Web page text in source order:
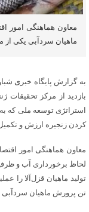
معاون هماهنگی امور
ماهیان سردآبی یکی
به گزارش پایگاه خبری
بازدید از مرکز تحقیقات
استراتژی توسعه ملی که
کردن زنجیره ارزش و
معاون هماهنگی امور
تن پرورش ماهیان سردآبی